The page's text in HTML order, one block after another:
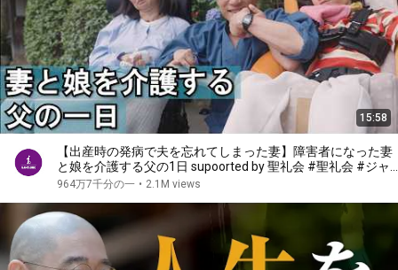
15:58
【出産時の発病で夫を忘れてしまった妻】障害者になった妻
と娘を介護する父の1日 supoorted by 聖礼会 #聖礼会 #ジャ
パンバリアフリープロジェクト #共生社会 #障害 #障がい
964万7千分の一 • 2.1M views